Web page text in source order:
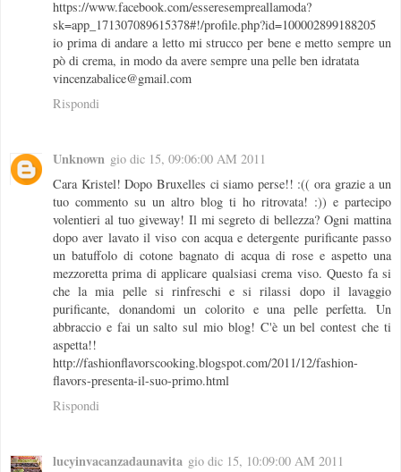
https://www.facebook.com/esseresempreallamoda?
sk=app_171307089615378#!/profile.php?id=100002899188205
io prima di andare a letto mi strucco per bene e metto sempre un
pò di crema, in modo da avere sempre una pelle ben idratata
vincenzabalice@gmail.com
Rispondi
Unknown gio dic 15, 09:06:00 AM 2011
Cara Kristel! Dopo Bruxelles ci siamo perse!! :(( ora grazie a un
tuo commento su un altro blog ti ho ritrovata! :)) e partecipo
volentieri al tuo giveway! Il mi segreto di bellezza? Ogni mattina
dopo aver lavato il viso con acqua e detergente purificante passo
un batuffolo di cotone bagnato di acqua di rose e aspetto una
mezzoretta prima di applicare qualsiasi crema viso. Questo fa si
che la mia pelle si rinfreschi e si rilassi dopo il lavaggio
purificante, donandomi un colorito e una pelle perfetta. Un
abbraccio e fai un salto sul mio blog! C'è un bel contest che ti
aspetta!!
http://fashionflavorscooking.blogspot.com/2011/12/fashion-
flavors-presenta-il-suo-primo.html
Rispondi
lucyinvacanzadaunavita gio dic 15, 10:09:00 AM 2011